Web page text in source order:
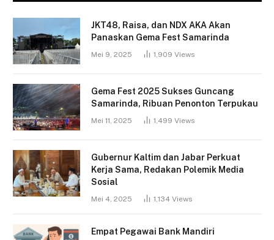
JKT48, Raisa, dan NDX AKA Akan
Panaskan Gema Fest Samarinda
Mei 9, 2025 1,909 Views
Gema Fest 2025 Sukses Guncang
Samarinda, Ribuan Penonton Terpukau
Mei 11, 2025 1,499 Views
Gubernur Kaltim dan Jabar Perkuat
Kerja Sama, Redakan Polemik Media
Sosial
Mei 4, 2025 1,134 Views
Empat Pegawai Bank Mandiri